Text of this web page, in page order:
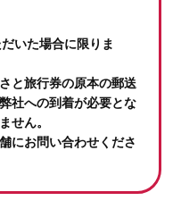
いた場合に限りま
と旅行券の原本の郵送
社への到着が必要とな
せん。
にお問い合わせくださ